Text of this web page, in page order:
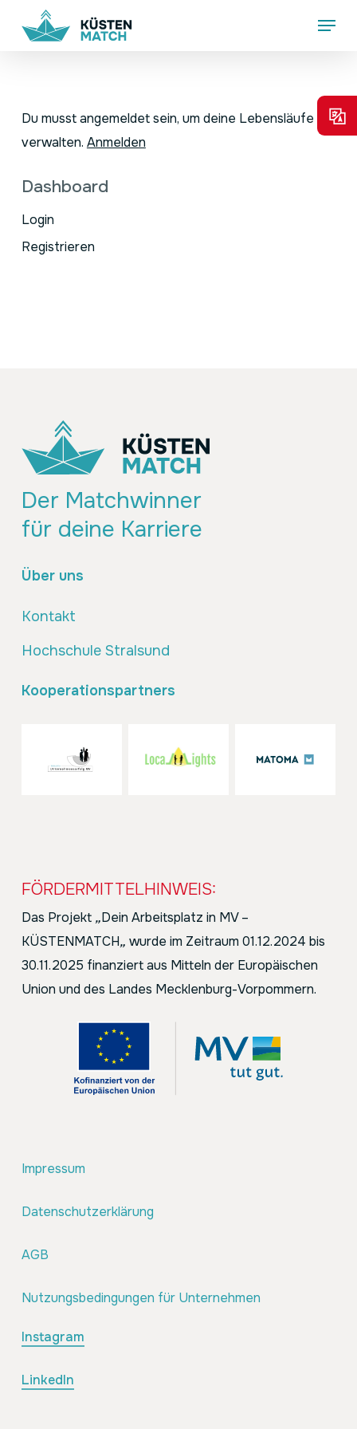
Menu
Du musst angemeldet sein, um deine Lebensläufe zu
verwalten. Anmelden
Dashboard
Login
Registrieren
Der Matchwinner
für deine Karriere
Über uns
Kontakt
Hochschule Stralsund
Kooperationspartners
FÖRDERMITTELHINWEIS:
Das Projekt „Dein Arbeitsplatz in MV –
KÜSTENMATCH„ wurde im Zeitraum 01.12.2024 bis
30.11.2025 finanziert aus Mitteln der Europäischen
Union und des Landes Mecklenburg-Vorpommern.
Impressum
Datenschutzerklärung
AGB
Nutzungsbedingungen für Unternehmen
Instagram
LinkedIn